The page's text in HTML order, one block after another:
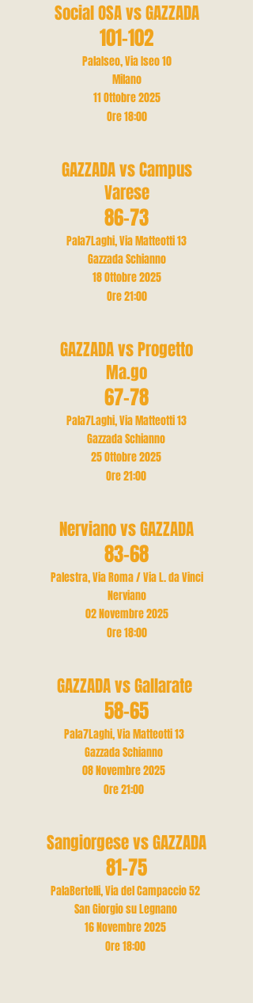
Social OSA vs GAZZADA
101-102
PalaIseo, Via Iseo 10
Milano
11 Ottobre 2025
Ore 18:00
GAZZADA vs Campus
Varese
86-73
Pala7Laghi, Via Matteotti 13
Gazzada Schianno
18 Ottobre 2025
Ore 21:00
GAZZADA vs Progetto
Ma.go
67-78
Pala7Laghi, Via Matteotti 13
Gazzada Schianno
25 Ottobre 2025
Ore 21:00
Nerviano vs GAZZADA
83-68
Palestra, Via Roma / Via L. da Vinci
Nerviano
02 Novembre 2025
Ore 18:00
GAZZADA vs Gallarate
58-65
Pala7Laghi, Via Matteotti 13
Gazzada Schianno
08 Novembre 2025
Ore 21:00
Sangiorgese vs GAZZADA
81-75
PalaBertelli, Via del Campaccio 52
San Giorgio su Legnano
16 Novembre 2025
Ore 18:00